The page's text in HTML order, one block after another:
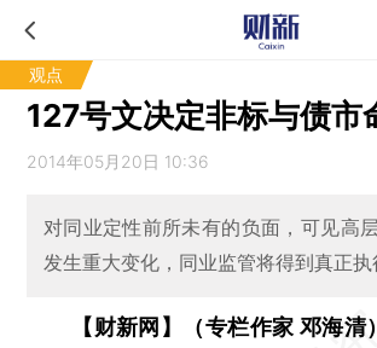
观点
127号文决定非标与债市
2014年05月20日 10:36
对同业定性前所未有的负面，可见高
发生重大变化，同业监管将得到真正执
【财新网】（专栏作家 邓海清）